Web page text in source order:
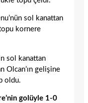
sol kanattan
kornere
sol kanattan
Olcan’ın gelişine
oldu.
golüyle 1-0